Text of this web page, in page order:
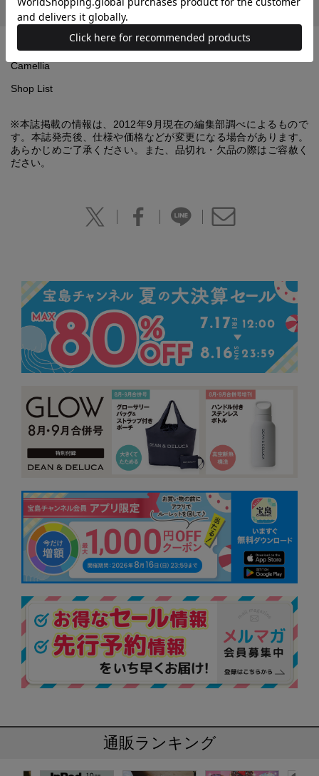
目次
Camellia
Shop List
※本誌掲載の情報は、2012年9月現在の編集部調べによるもので
す。本誌発売後、仕様や価格などが変更になる場合があります。
あらかじめご了承ください。また、品切れ・欠品の際はご容赦く
ださい。
通販ランキング